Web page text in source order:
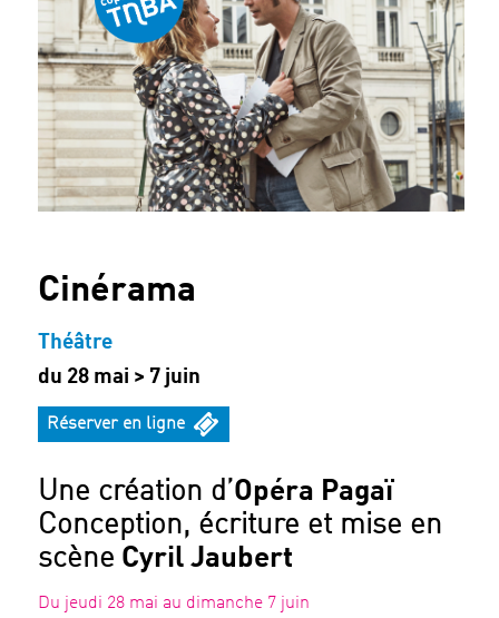
Archives
Cinérama
Théâtre
du 28 mai > 7 juin
Réserver en ligne
Une création d’Opéra Pagaï
Conception, écriture et mise en
scène Cyril Jaubert
Du jeudi 28 mai au dimanche 7 juin